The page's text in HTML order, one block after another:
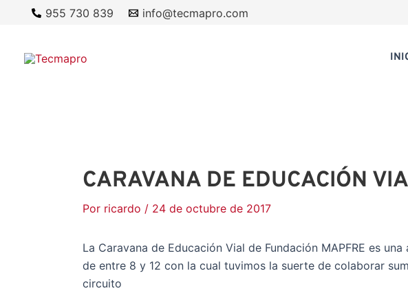
955 730 839 info@tecmapro.com
CARAVANA DE EDUCACIÓN
Por ricardo / 24 de octubre de 2017
La Caravana de Educación Vial de Fundación MAPFRE es
de entre 8 y 12 con la cual tuvimos la suerte de colaborar
circuito